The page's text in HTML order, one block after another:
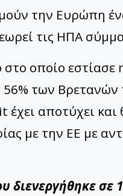
την Ευρώπη
τις ΗΠΑ
οποίο εστίασε
των Βρετανών
αποτύχει και
με την ΕΕ με
διενεργήθηκε σε